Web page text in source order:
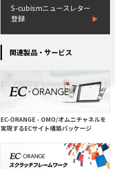
S-cubismニュースレター
登録
関連製品・サービス
EC-ORANGE - OMO/オムニチャネルを
実現するECサイト構築パッケージ